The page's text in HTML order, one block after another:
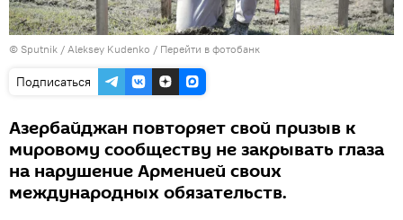
© Sputnik / Aleksey Kudenko / Перейти в фотобанк
Подписаться
Азербайджан повторяет свой призыв к
мировому сообществу не закрывать глаза
на нарушение Арменией своих
международных обязательств.